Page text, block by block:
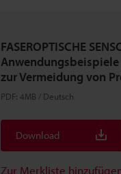
FASEROPTISCHE
zur Vermeidung von
PDF: 4MB / Deutsch
Download
Zur Merkliste